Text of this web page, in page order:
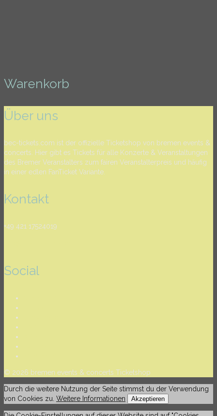
Warenkorb
Über uns
bec-tickets.com ist der offizielle Ticketshop von bremen events &
concerts. Hier gibt es Tickets für alle Konzerte & Veranstaltungen
des Bremer Veranstalters zum fairen Veranstalterpreis und häufig
in einer edlen FanTicket Variante.
Kontakt
+49 421 17524019
Social
© 2026 bremen events & concerts Ticketshop
Durch die weitere Nutzung der Seite stimmst du der Verwendung
von Cookies zu. Weitere Informationen Akzeptieren